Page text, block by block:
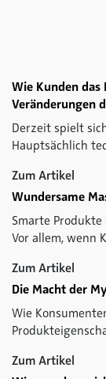
Wie Kunden
Veränderungen
Derzeit spielt
Hauptsächlich
Zum Artikel
Wundersame
Smarte
Vor allem, wenn
Zum Artikel
Die Macht der
Wie
Zum Artikel